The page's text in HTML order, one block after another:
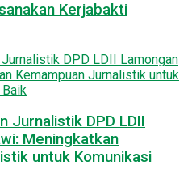
Kerjabakti
Jurnalistik DPD LDII
Meningkatkan
untuk Komunikasi